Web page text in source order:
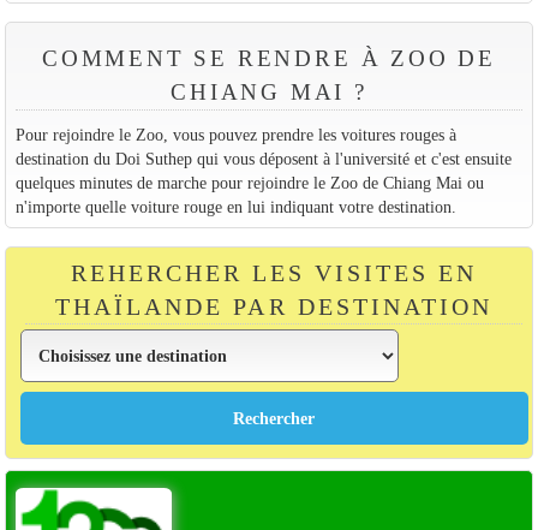
COMMENT SE RENDRE À ZOO DE
CHIANG MAI ?
Pour rejoindre le Zoo, vous pouvez prendre les voitures rouges à
destination du Doi Suthep qui vous déposent à l'université et c'est ensuite
quelques minutes de marche pour rejoindre le Zoo de Chiang Mai ou
n'importe quelle voiture rouge en lui indiquant votre destination.
REHERCHER LES VISITES EN
THAÏLANDE PAR DESTINATION